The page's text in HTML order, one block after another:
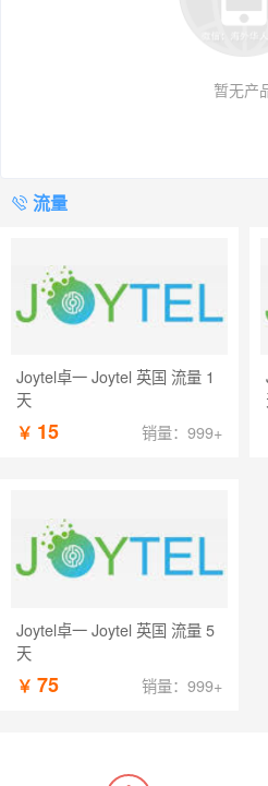
暂无产
流量
Joytel卓一 Joytel 英国 流量 1
天
￥ 15 销量：999+
Joytel卓一 Joytel 英国 流量 5
天
￥ 75 销量：999+